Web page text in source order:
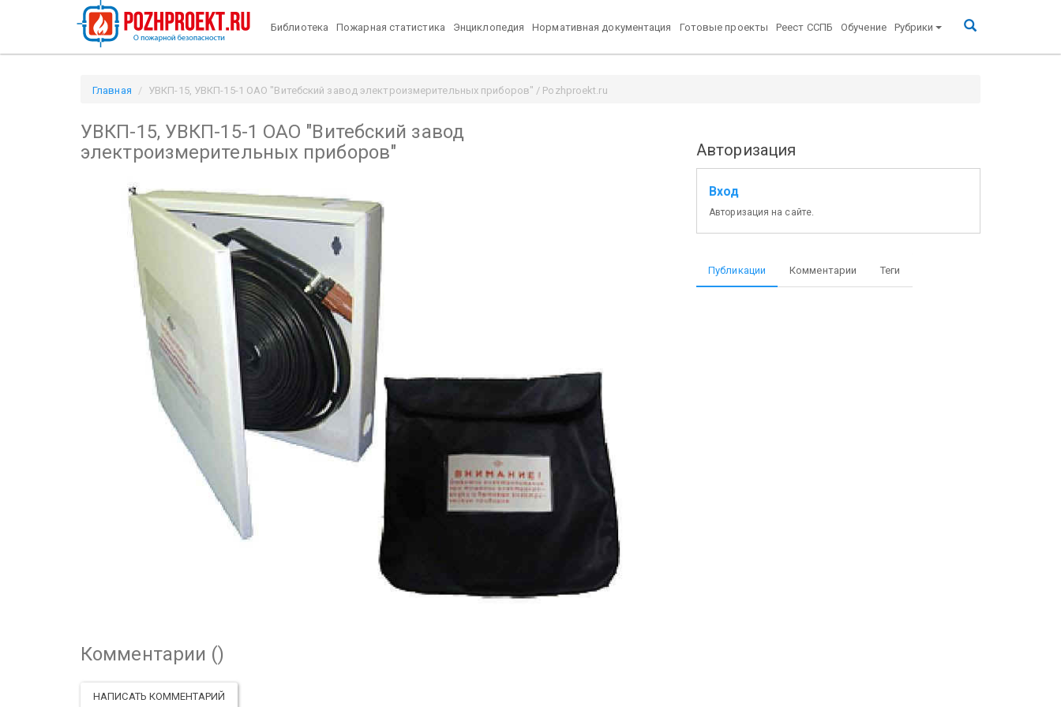
Библиотека Пожарная статистика Энциклопедия Нормативная документация Готовые проекты Реест ССПБ Обучение Рубрики
Главная УВКП-15, УВКП-15-1 ОАО "Витебский завод электроизмерительных приборов" / Pozhproekt.ru
УВКП-15, УВКП-15-1 ОАО "Витебский завод
электроизмерительных приборов"
Комментарии ()
НАПИСАТЬ КОММЕНТАРИЙ
Авторизация
Вход
Авторизация на сайте.
Публикации Комментарии Теги